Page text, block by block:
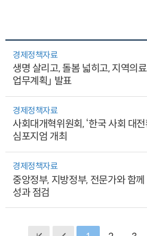
경제정책자료
생명 살리고, 돌봄 넓히고, 지역의
업무계획」 발표
경제정책자료
사회대개혁위원회, ‘한국 사회 대
심포지엄 개최
경제정책자료
중앙정부, 지방정부, 전문가와 함
성과 점검